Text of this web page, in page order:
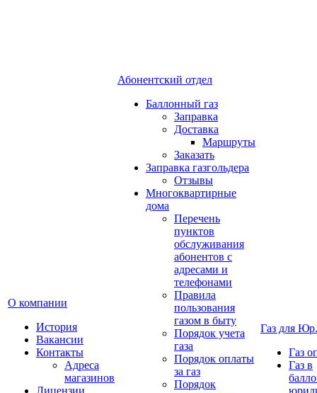
О компании
История
Вакансии
Контакты
Адреса
магазинов
Лицензии
Абонентский отдел
Баллонный газ
Заправка
Доставка
Маршруты
Заказать
Заправка газгольдера
Отзывы
Многоквартирные
дома
Перечень
пунктов
обслуживания
абонентов с
адресами и
телефонами
Правила
пользования
газом в быту
Порядок учета
газа
Порядок оплаты
за газ
Порядок
Газ для
Газ
Газ в